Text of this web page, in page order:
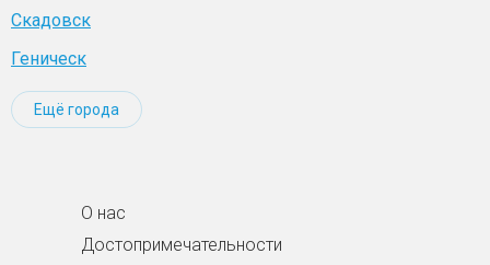
Скадовск
Геническ
Ещё города
О нас
Достопримечательности